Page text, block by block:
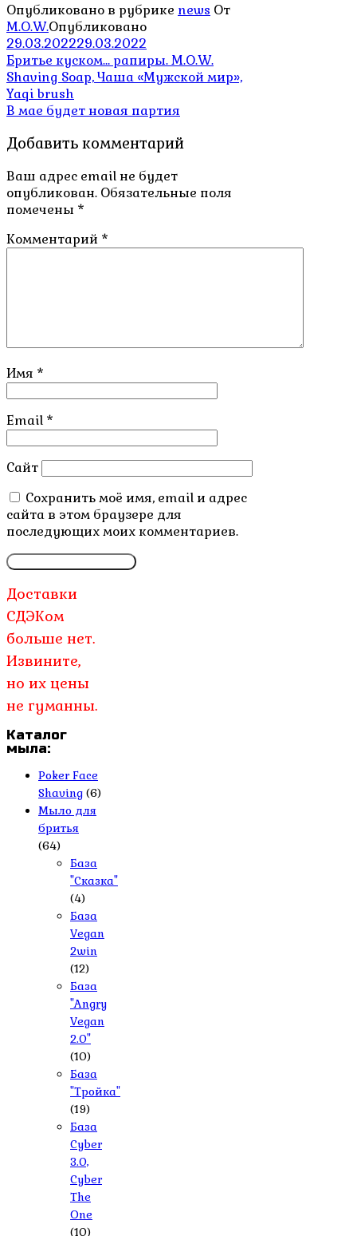
Опубликовано в рубрике news От
M.O.W.Опубликовано
29.03.202229.03.2022
Навигация
по
записям
Бритье куском… рапиры. M.O.W.
Shaving Soap, Чаша «Мужской мир»,
Yaqi brush
В мае будет новая партия
Добавить комментарий
Ваш адрес email не будет
опубликован. Обязательные поля
помечены *
Комментарий *
Имя *
Email *
Сайт
Сохранить моё имя, email и адрес
сайта в этом браузере для
последующих моих комментариев.
Доставки
СДЭКом
больше нет.
Извините,
но их цены
не гуманны.
Каталог
мыла:
Poker Face
Shaving (6)
Мыло для
бритья
(64)
База
"Сказка"
(4)
База
Vegan
2win
(12)
База
"Angry
Vegan
2.0"
(10)
База
"Тройка"
(19)
База
Cyber
3.0,
Cyber
The
One
(10)